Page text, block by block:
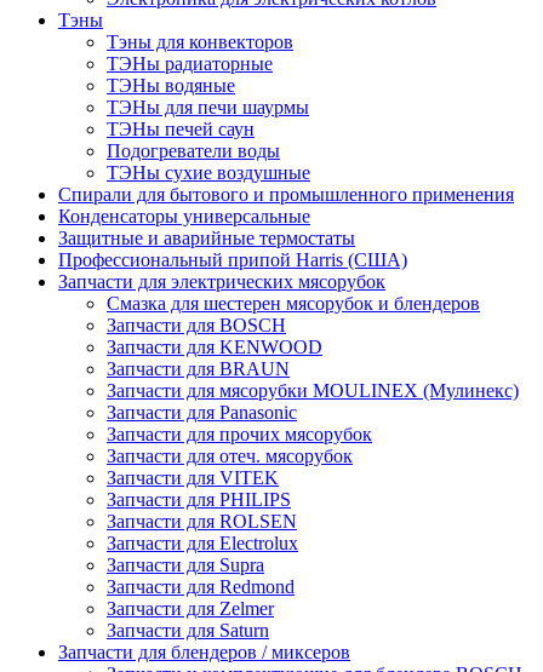
Тэны
Тэны для конвекторов
ТЭНы радиаторные
ТЭНы водяные
ТЭНы для печи шаурмы
ТЭНы печей саун
Подогреватели воды
ТЭНы сухие воздушные
Спирали для бытового и промышленного применения
Конденсаторы универсальные
Защитные и аварийные термостаты
Профессиональный припой Harris (США)
Запчасти для электрических мясорубок
Смазка для шестерен мясорубок и блендеров
Запчасти для BOSCH
Запчасти для KENWOOD
Запчасти для BRAUN
Запчасти для мясорубки MOULINEX (Мулинекс)
Запчасти для Panasonic
Запчасти для прочих мясорубок
Запчасти для отеч. мясорубок
Запчасти для VITEK
Запчасти для PHILIPS
Запчасти для ROLSEN
Запчасти для Electrolux
Запчасти для Supra
Запчасти для Redmond
Запчасти для Zelmer
Запчасти для Saturn
Запчасти для блендеров / миксеров